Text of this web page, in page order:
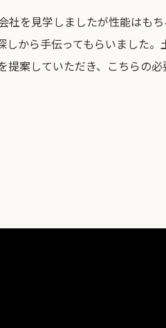
を見学しましたが性能はも
から手伝ってもらいました
案していただき、こちらの